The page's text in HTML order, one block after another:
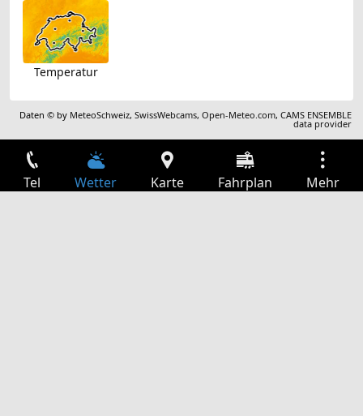
Temperatur
Daten © by MeteoSchweiz,SwissWebcams,Open-Meteo.com,CAMS ENSEMBLE
data provider
Tel Wetter Karte Fahrplan Mehr